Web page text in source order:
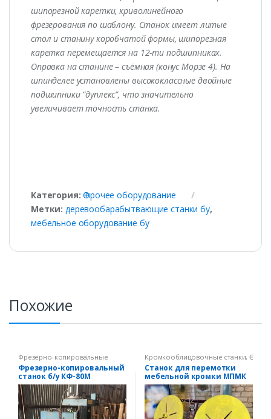
шипорезной каретки, криволинейного
фрезерования по шаблону. Станок имеет литые
стол и станину коробчатой формы, шипорезная
каретка перемещается на 12-ти подшипниках.
Оправка на станине – съёмная (конус Морзе 4). На
шпинделее установлены высококлассные двойные
подшипники “дуплекс”, что значительно
увеличивает точность станка.
Категория:Ѳ прочее оборудование
Метки:деревообарабытвающие станки бу,
мебельное оборудование бу
Похожие
Фрезерно-копировальные
станки Ѳ прочее оборудование
Фрезерно-копировальный
станок б/у КФ-80М
Кромкооблицовочные станки,Ѳ
прочее оборудование
Станок для перемотки
мебельной кромки МПМК
0,8РК